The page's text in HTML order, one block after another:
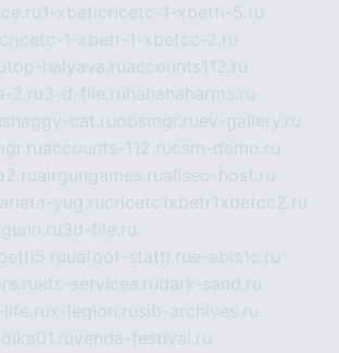
1-xbeticricetc-1-xbetti-5.ru
cricetc-1-xbetr-1-xbetcc-2.ru
top-halyava.ruaccounts112.ru
2.ru3-d-file.ru hahahaharms.ru
shaggy-cat.ruopsmgr.ruev-gallery.ru
accounts-112.rucsm-demo.ru
airgungames.ruallseo-host.ru
yug.rucricetc1xbetr1xbetcc2.ru
3d-file.ru
uafoot-statti.rue-abis1c.ru
kts-services.rudark-sand.ru
x-legion.rusib-archives.ru
venda-festival.ru